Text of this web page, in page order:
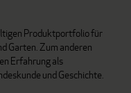
Produktportfolio für
Garten. Zum anderen
Erfahrung als
und Geschichte.